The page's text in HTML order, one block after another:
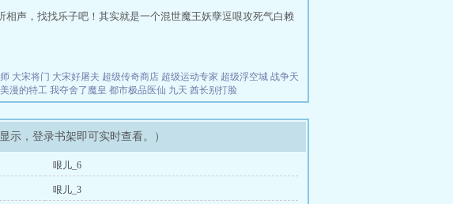
声，找找乐子吧！其实就是一个混世魔王妖孽逗哏攻死气白赖
大宋将门 大宋好屠夫 超级传奇商店 超级运动专家 超级浮空城 战争天
漫的特工 我夺舍了魔皇 都市极品医仙 九天 酋长别打脸
示，登录书架即可实时查看。）
哏儿_6
哏儿_3